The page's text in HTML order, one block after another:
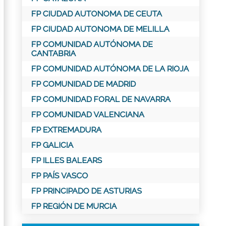
FP CIUDAD AUTONOMA DE CEUTA
FP CIUDAD AUTONOMA DE MELILLA
FP COMUNIDAD AUTÓNOMA DE
CANTABRIA
FP COMUNIDAD AUTÓNOMA DE LA RIOJA
FP COMUNIDAD DE MADRID
FP COMUNIDAD FORAL DE NAVARRA
FP COMUNIDAD VALENCIANA
FP EXTREMADURA
FP GALICIA
FP ILLES BALEARS
FP PAÍS VASCO
FP PRINCIPADO DE ASTURIAS
FP REGIÓN DE MURCIA